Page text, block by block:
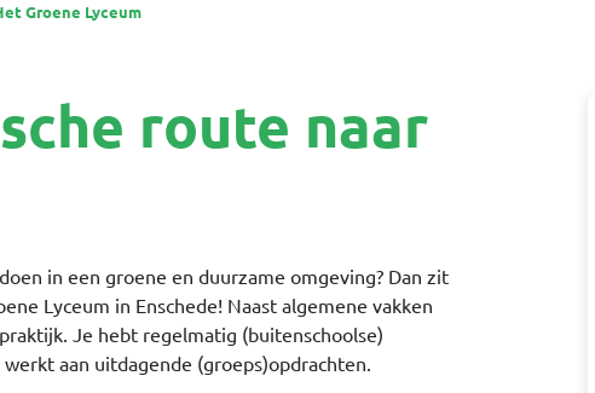
Groene Lyceum
route naar
in een groene en duurzame omgeving? Dan zit
Lyceum in Enschede! Naast algemene vakken
Je hebt regelmatig (buitenschoolse)
aan uitdagende (groeps)opdrachten.